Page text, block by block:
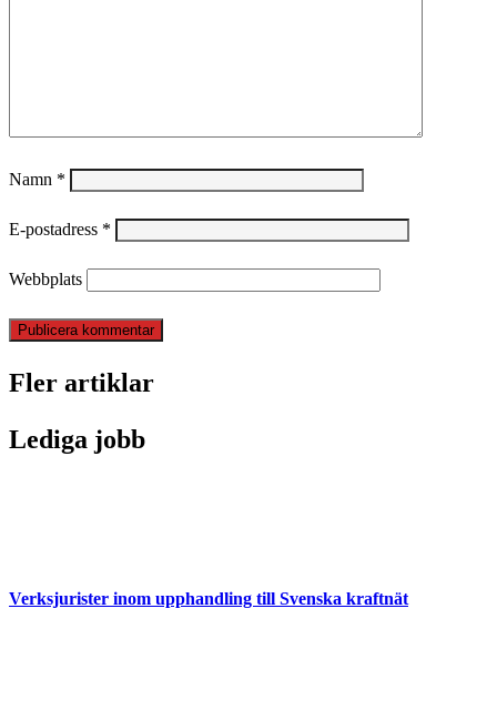
Namn *
E-postadress *
Webbplats
Fler artiklar
Lediga jobb
Verksjurister inom upphandling till Svenska kraftnät